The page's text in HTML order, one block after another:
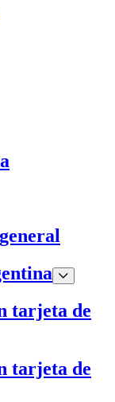
tarjeta de
tarjeta de